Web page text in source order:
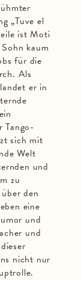
„Tuve el
ist Moti
kaum
für die
Als
er in
Tango-
sich mit
Welt
und
zu
den
eine
und
und
nicht nur